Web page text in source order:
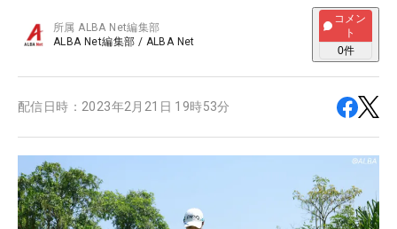
所属ALBA Net編集部
ALBA Net編集部 / ALBA Net
コメン
ト
0件
配信日時： 2023年2月21日 19時53分